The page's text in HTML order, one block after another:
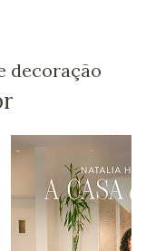
decoração